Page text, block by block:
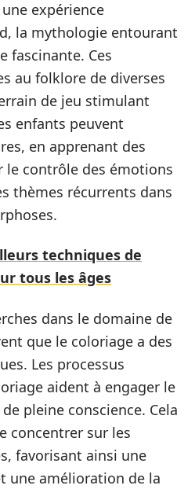
expérience
la mythologie entourant
fascinante. Ces
au folklore de diverses
de jeu stimulant
enfants peuvent
en apprenant des
le contrôle des émotions
thèmes récurrents dans
techniques de
tous les âges
dans le domaine de
que le coloriage a des
Les processus
aident à engager le
pleine conscience. Cela
concentrer sur les
favorisant ainsi une
une amélioration de la